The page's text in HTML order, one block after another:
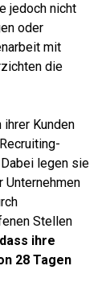
jedoch nicht
oder
mit
die
Kunden
legen sie
Unternehmen
Stellen
ihre
28 Tagen